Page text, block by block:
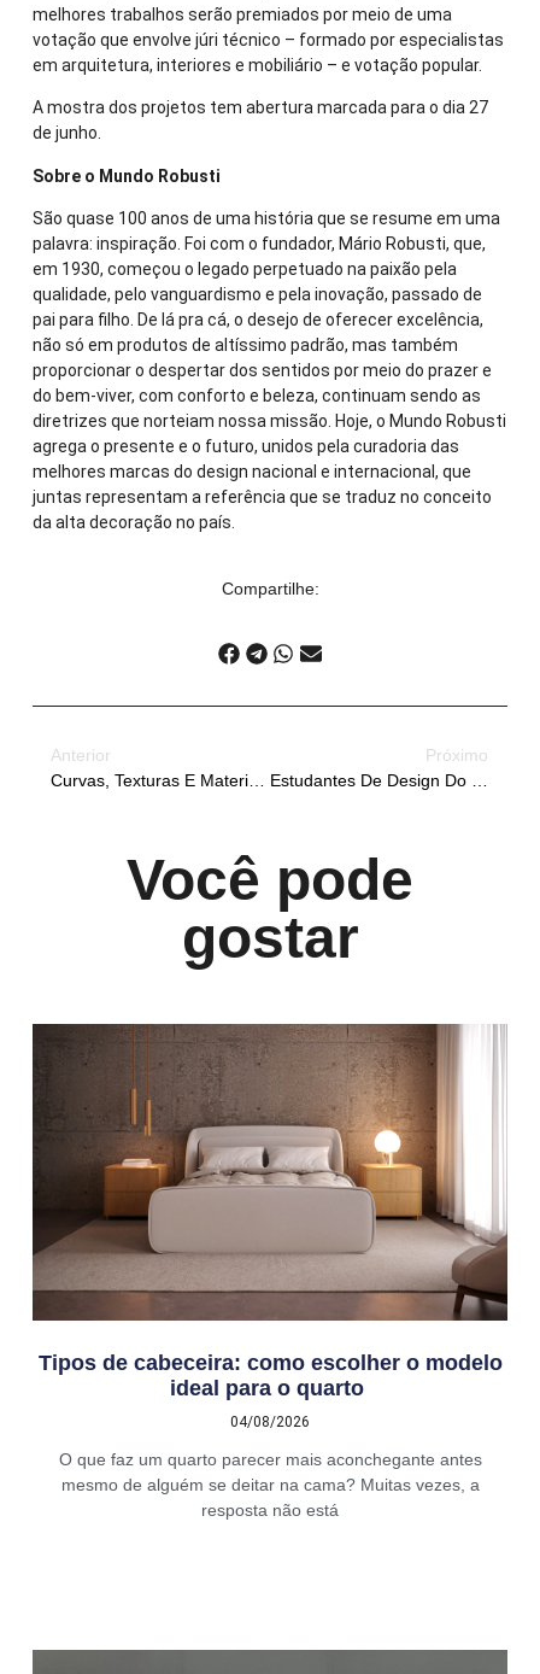
melhores trabalhos serão premiados por meio de uma
votação que envolve júri técnico – formado por especialistas
em arquitetura, interiores e mobiliário – e votação popular.
A mostra dos projetos tem abertura marcada para o dia 27
de junho.
Sobre o Mundo Robusti
São quase 100 anos de uma história que se resume em uma
palavra: inspiração. Foi com o fundador, Mário Robusti, que,
em 1930, começou o legado perpetuado na paixão pela
qualidade, pelo vanguardismo e pela inovação, passado de
pai para filho. De lá pra cá, o desejo de oferecer excelência,
não só em produtos de altíssimo padrão, mas também
proporcionar o despertar dos sentidos por meio do prazer e
do bem-viver, com conforto e beleza, continuam sendo as
diretrizes que norteiam nossa missão. Hoje, o Mundo Robusti
agrega o presente e o futuro, unidos pela curadoria das
melhores marcas do design nacional e internacional, que
juntas representam a referência que se traduz no conceito
da alta decoração no país.
Compartilhe:
Anterior
Curvas, Texturas E Materiais Naturais Marcam As Tendências Do Mobiliário Em 2025
Próximo
Estudantes De Design Do Senac Visitam Ao Mundo Robusti
Você pode
gostar
Tipos de cabeceira: como escolher o modelo
ideal para o quarto
04/08/2026
O que faz um quarto parecer mais aconchegante antes
mesmo de alguém se deitar na cama? Muitas vezes, a
resposta não está